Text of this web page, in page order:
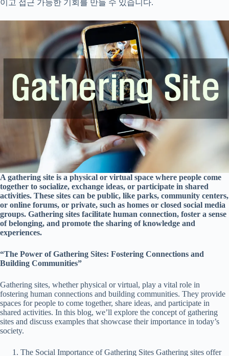
이고 접근 가능한 기회를 만들 수 있습니다.
A gathering site is a physical or virtual space where people come
together to socialize, exchange ideas, or participate in shared
activities. These sites can be public, like parks, community centers,
or online forums, or private, such as homes or closed social media
groups. Gathering sites facilitate human connection, foster a sense
of belonging, and promote the sharing of knowledge and
experiences.
“The Power of Gathering Sites: Fostering Connections and
Building Communities”
Gathering sites, whether physical or virtual, play a vital role in
fostering human connections and building communities. They provide
spaces for people to come together, share ideas, and participate in
shared activities. In this blog, we’ll explore the concept of gathering
sites and discuss examples that showcase their importance in today’s
society.
The Social Importance of Gathering Sites Gathering sites offer